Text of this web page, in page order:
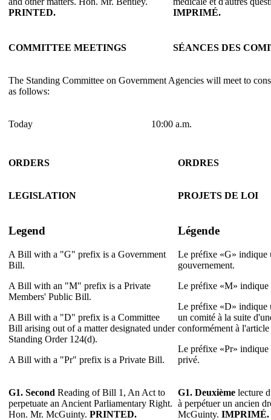
PRINTED.
IMPRIMÉ.
COMMITTEE MEETINGS SÉANCES DES
The Standing Committee on Government Agencies will meet to
as follows:
Today 10:00 a.m.
ORDERS ORDRES
LEGISLATION PROJETS DE LOI
Legend
A Bill with a "G" prefix is a Government
Bill.
A Bill with an "M" prefix is a Private
Members' Public Bill.
A Bill with a "D" prefix is a Committee
Bill arising out of a matter designated under
Standing Order 124(d).
A Bill with a "Pr" prefix is a Private Bill.
Légende
Le préfixe «G» indique
gouvernement.
Le préfixe «M» indique
Le préfixe «D» indique
un comité à la suite
conformément à
Le préfixe «Pr»
privé.
G1. Second Reading of Bill 1, An Act to
perpetuate an Ancient Parliamentary Right.
Hon. Mr. McGuinty. PRINTED.
G1. Deuxième lecture
à perpétuer un ancien
McGuinty. IMPRIMÉ.